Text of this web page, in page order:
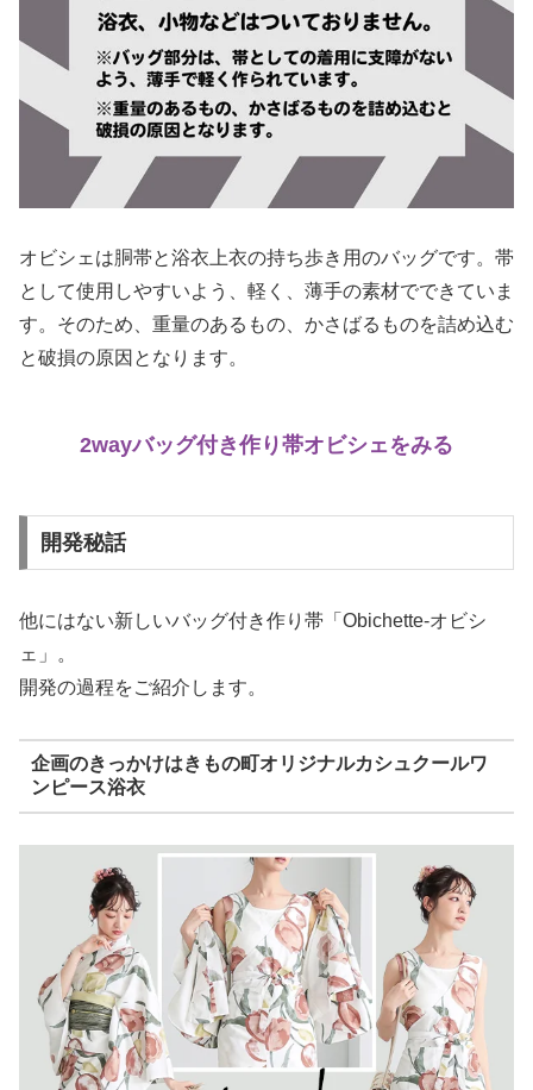
オビシェは胴帯と浴衣上衣の持ち歩き用のバッグです。帯
として使用しやすいよう、軽く、薄手の素材でできていま
す。そのため、重量のあるもの、かさばるものを詰め込む
と破損の原因となります。
2wayバッグ付き作り帯オビシェをみる
開発秘話
他にはない新しいバッグ付き作り帯「Obichette-オビシ
ェ」。
開発の過程をご紹介します。
企画のきっかけはきもの町オリジナルカシュクールワ
ンピース浴衣